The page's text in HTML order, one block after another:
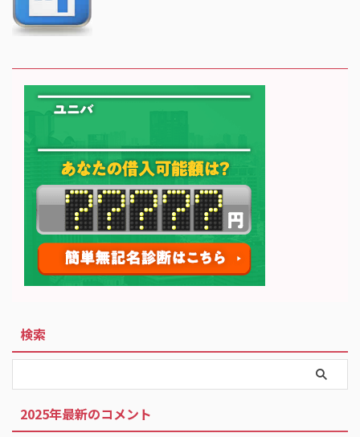
検索
2025年最新のコメント